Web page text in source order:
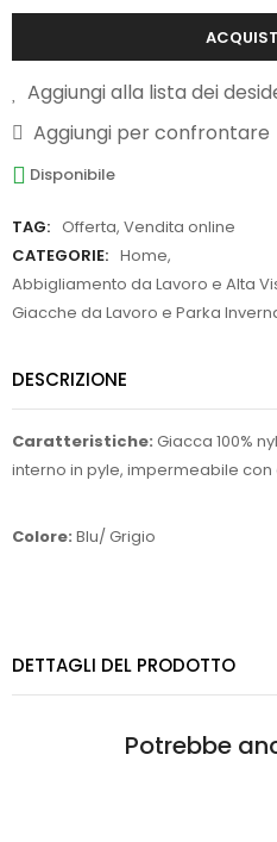
Aggiungi alla lista dei
Aggiungi per confrontare
Disponibile
TAG: Offerta, Vendita online
CATEGORIE: Home,
Abbigliamento da Lavoro e Alta
Giacche da Lavoro e Parka
DESCRIZIONE
Caratteristiche: Giacca 100%
interno in pyle, impermeabile
Colore: Blu/ Grigio
DETTAGLI DEL PRODOTTO
Potrebbe